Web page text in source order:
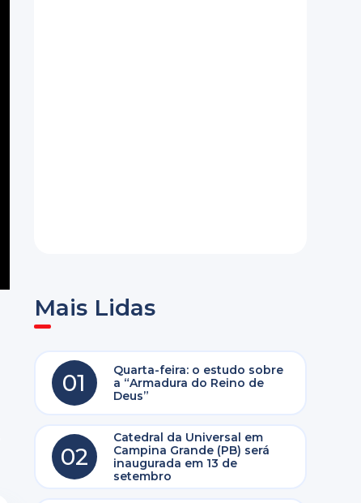
Mais Lidas
01
Quarta-feira: o estudo sobre
a “Armadura do Reino de
Deus”
02
Catedral da Universal em
Campina Grande (PB) será
inaugurada em 13 de
setembro